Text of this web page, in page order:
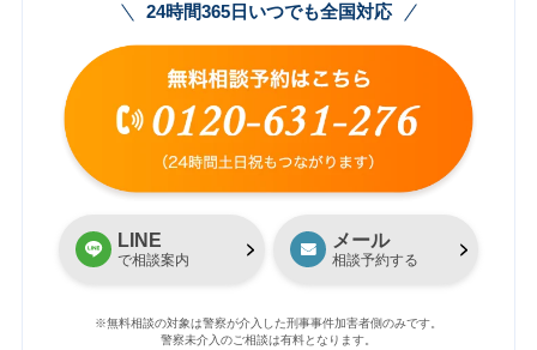
24時間365日いつでも全国対応
LINE
で相談案内
メール
相談予約する
※無料相談の対象は警察が介入した刑事事件加害者側のみです。
警察未介入のご相談は有料となります。